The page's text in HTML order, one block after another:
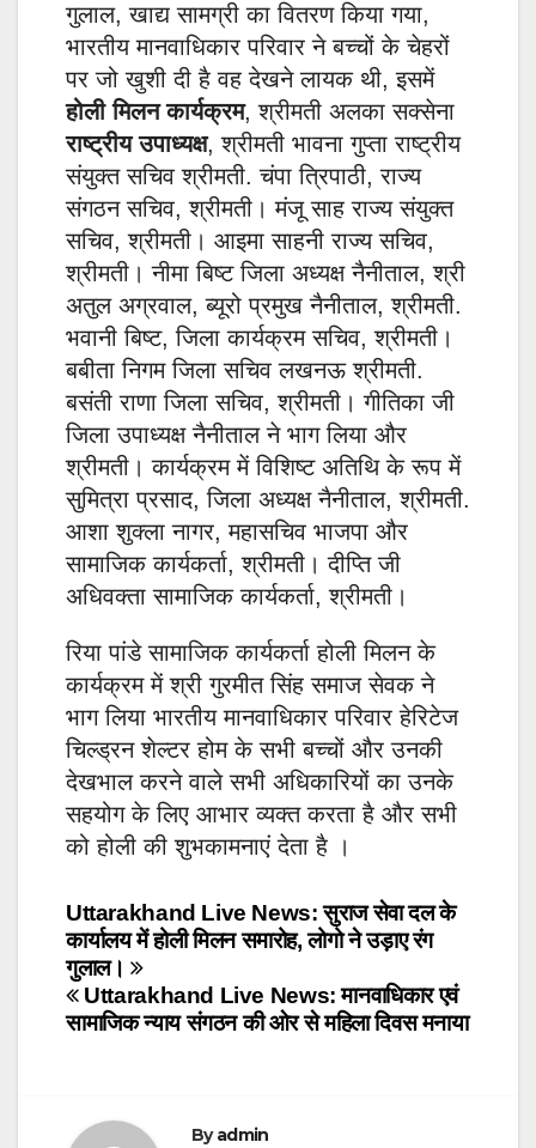
गुलाल, खाद्य सामग्री का वितरण किया गया,
भारतीय मानवाधिकार परिवार ने बच्चों के चेहरों
पर जो खुशी दी है वह देखने लायक थी, इसमें
होली मिलन कार्यक्रम, श्रीमती अलका सक्सेना
राष्ट्रीय उपाध्यक्ष, श्रीमती भावना गुप्ता राष्ट्रीय
संयुक्त सचिव श्रीमती. चंपा त्रिपाठी, राज्य
संगठन सचिव, श्रीमती। मंजू साह राज्य संयुक्त
सचिव, श्रीमती। आइमा साहनी राज्य सचिव,
श्रीमती। नीमा बिष्ट जिला अध्यक्ष नैनीताल, श्री
अतुल अग्रवाल, ब्यूरो प्रमुख नैनीताल, श्रीमती.
भवानी बिष्ट, जिला कार्यक्रम सचिव, श्रीमती।
बबीता निगम जिला सचिव लखनऊ श्रीमती.
बसंती राणा जिला सचिव, श्रीमती। गीतिका जी
जिला उपाध्यक्ष नैनीताल ने भाग लिया और
श्रीमती। कार्यक्रम में विशिष्ट अतिथि के रूप में
सुमित्रा प्रसाद, जिला अध्यक्ष नैनीताल, श्रीमती.
आशा शुक्ला नागर, महासचिव भाजपा और
सामाजिक कार्यकर्ता, श्रीमती। दीप्ति जी
अधिवक्ता सामाजिक कार्यकर्ता, श्रीमती।
रिया पांडे सामाजिक कार्यकर्ता होली मिलन के
कार्यक्रम में श्री गुरमीत सिंह समाज सेवक ने
भाग लिया भारतीय मानवाधिकार परिवार हेरिटेज
चिल्ड्रन शेल्टर होम के सभी बच्चों और उनकी
देखभाल करने वाले सभी अधिकारियों का उनके
सहयोग के लिए आभार व्यक्त करता है और सभी
को होली की शुभकामनाएं देता है ।
Post
navigation
Uttarakhand Live News: सुराज सेवा दल के
कार्यालय में होली मिलन समारोह, लोगो ने उड़ाए रंग
गुलाल।
Uttarakhand Live News: मानवाधिकार एवं
सामाजिक न्याय संगठन की ओर से महिला दिवस मनाया
Byadmin